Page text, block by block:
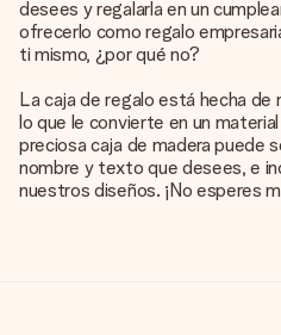
desees y regalarla en un
ofrecerlo como regalo
ti mismo, ¿por qué no?
La caja de regalo está hecha
lo que le convierte en un
preciosa caja de madera puede
nombre y texto que desees, e
nuestros diseños. ¡No esperes